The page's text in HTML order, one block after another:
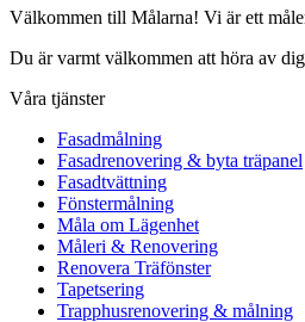
Välkommen till Målarna! Vi är ett
Du är varmt välkommen att höra av
Våra tjänster
Fasadmålning
Fasadrenovering & byta träpanel
Fasadtvättning
Fönstermålning
Måla om Lägenhet
Måleri & Renovering
Renovera Träfönster
Tapetsering
Trapphusrenovering & målning